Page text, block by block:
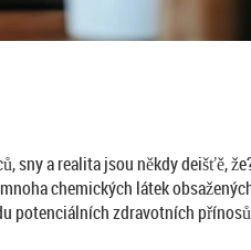
sny a realita jsou někdy deišťě,
chemických látek
potenciálních zdravotních